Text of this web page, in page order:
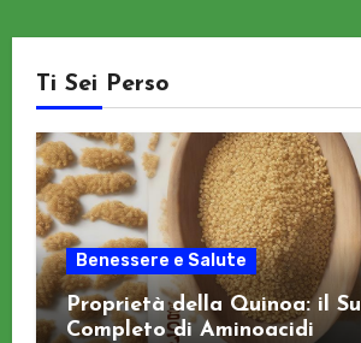
Ti Sei Perso
Benessere e Salute
Proprietà della Quinoa: il
Completo di Aminoacidi